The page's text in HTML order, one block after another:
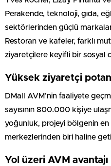
Perakende, teknoloji, gıda,
sektörlerinden güçlü
Restoran ve kafeler, farklı
ziyaretçilere keyifli bir sosyal
Yüksek ziyaretçi
DMall AVM’nin faaliyete
sayısının 800.000 kişiye
yoğunluk, projeyi bölgenin en
merkezlerinden biri haline
Yol üzeri AVM